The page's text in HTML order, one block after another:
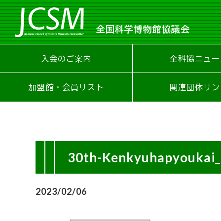
全国科学博物館協議会
入会のご案内 全科協ニュ
加盟館・会員リスト 関連団体リ
30th-
2023/02/06